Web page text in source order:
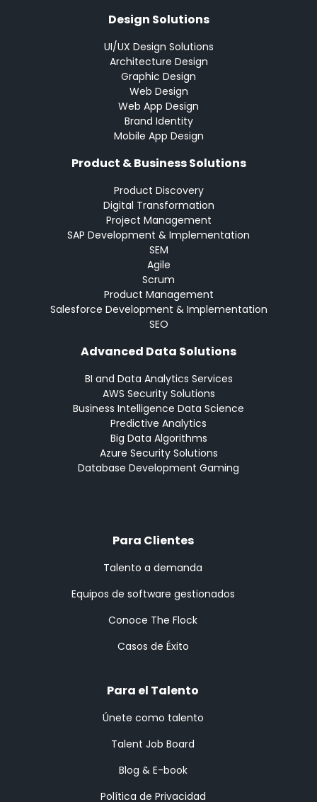
Design Solutions
UI/UX Design Solutions
Architecture Design
Graphic Design
Web Design
Web App Design
Brand Identity
Mobile App Design
Product & Business Solutions
Product Discovery
Digital Transformation
Project Management
SAP Development & Implementation
SEM
Agile
Scrum
Product Management
Salesforce Development & Implementation
SEO
Advanced Data Solutions
BI and Data Analytics Services
AWS Security Solutions
Business Intelligence Data Science
Predictive Analytics
Big Data Algorithms
Azure Security Solutions
Database Development Gaming
Para Clientes
Talento a demanda
Equipos de software gestionados
Conoce The Flock
Casos de Éxito
Para el Talento
Únete como talento
Talent Job Board
Blog & E-book
Política de Privacidad